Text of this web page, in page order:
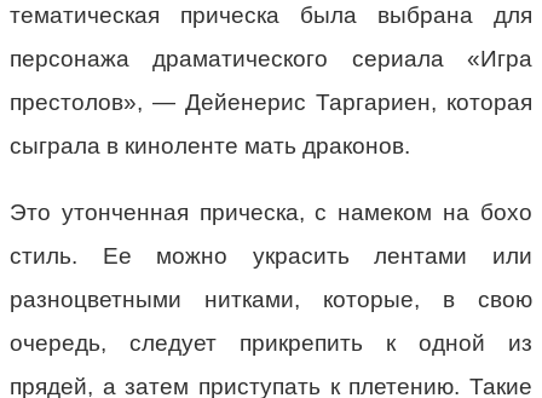
тематическая прическа была выбрана для
персонажа драматического сериала «Игра
престолов», — Дейенерис Таргариен, которая
сыграла в киноленте мать драконов.
Это утонченная прическа, с намеком на бохо
стиль. Ее можно украсить лентами или
разноцветными нитками, которые, в свою
очередь, следует прикрепить к одной из
прядей, а затем приступать к плетению. Такие